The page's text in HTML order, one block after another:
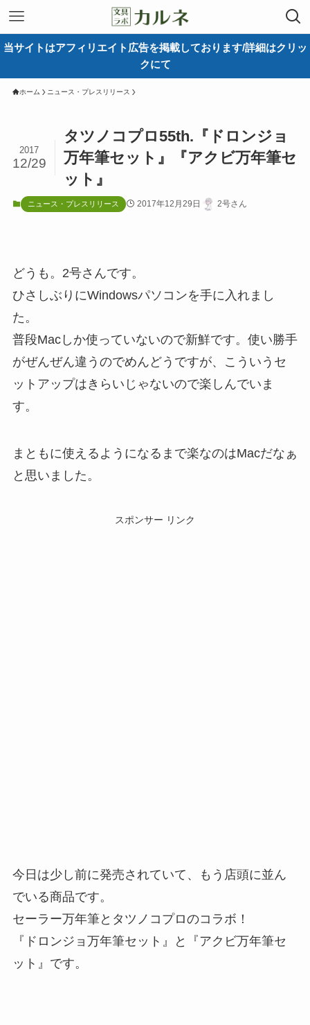
当サイトはアフィリエイト広告を掲載しております/詳細はクリッ
クにて
ホーム ニュース・プレスリリース
タツノコプロ55th.『ドロンジョ
万年筆セット』『アクビ万年筆セ
ット』
2017
12/29
ニュース・プレスリリース 2017年12月29日 2号さん
どうも。2号さんです。
ひさしぶりにWindowsパソコンを手に入れまし
た。
普段Macしか使っていないので新鮮です。使い勝手
がぜんぜん違うのでめんどうですが、こういうセ
ットアップはきらいじゃないので楽しんでいま
す。
まともに使えるようになるまで楽なのはMacだなぁ
と思いました。
スポンサー リンク
今日は少し前に発売されていて、もう店頭に並ん
でいる商品です。
セーラー万年筆とタツノコプロのコラボ！
『ドロンジョ万年筆セット』と『アクビ万年筆セ
ット』です。